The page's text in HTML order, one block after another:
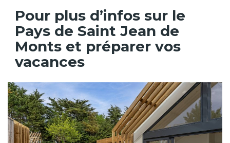
Pour plus d’infos sur le
Pays de Saint Jean de
Monts et préparer vos
vacances